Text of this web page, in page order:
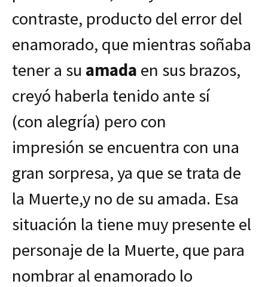
contraste, producto del error del
enamorado, que mientras soñaba
tener a su amada en sus brazos,
creyó haberla tenido ante sí
(con alegría) pero con
impresión se encuentra con una
gran sorpresa, ya que se trata de
la Muerte,y no de su amada. Esa
situación la tiene muy presente el
personaje de la Muerte, que para
nombrar al enamorado lo